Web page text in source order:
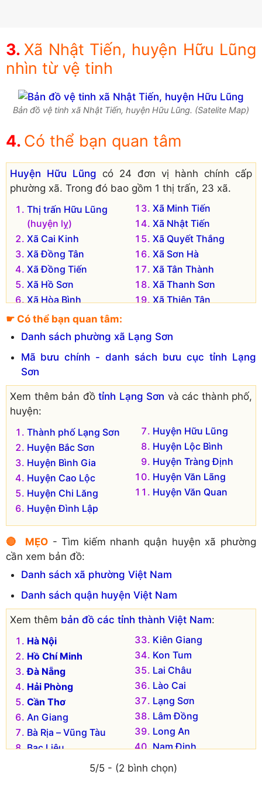
Xã Nhật Tiến, huyện Hữu Lũng
nhìn từ vệ tinh
Bản đồ vệ tinh xã Nhật Tiến, huyện Hữu Lũng. (Satelite Map)
Có thể bạn quan tâm
Huyện Hữu Lũng có 24 đơn vị hành chính cấp
phường xã. Trong đó bao gồm 1 thị trấn, 23 xã.
Thị trấn Hữu Lũng
(huyện lỵ)
Xã Cai Kinh
Xã Đồng Tân
Xã Đồng Tiến
Xã Hồ Sơn
Xã Hòa Bình
Xã Hòa Lạc
Xã Hòa Sơn
Xã Hòa Thắng
Xã Hữu Liên
Xã Minh Hòa
Xã Minh Sơn
Xã Minh Tiến
Xã Nhật Tiến
Xã Quyết Thắng
Xã Sơn Hà
Xã Tân Thành
Xã Thanh Sơn
Xã Thiện Tân
Xã Yên Bình
Xã Yên Thịnh
Đơn vị hành chính cũ hiện không còn tồn tại là:
Xã Đô Lương
Xã Tân Lập
Xã Thiện Kỵ
☛ Có thể bạn quan tâm:
Danh sách phường xã Lạng Sơn
Mã bưu chính - danh sách bưu cục tỉnh Lạng
Sơn
Xem thêm bản đồ tỉnh Lạng Sơn và các thành phố,
huyện:
Thành phố Lạng Sơn
Huyện Bắc Sơn
Huyện Bình Gia
Huyện Cao Lộc
Huyện Chi Lăng
Huyện Đình Lập
Huyện Hữu Lũng
Huyện Lộc Bình
Huyện Tràng Định
Huyện Văn Lãng
Huyện Văn Quan
🔴 MẸO- Tìm kiếm nhanh quận huyện xã phường
cần xem bản đồ:
Danh sách xã phường Việt Nam
Danh sách quận huyện Việt Nam
Xem thêm bản đồ các tỉnh thành Việt Nam:
Hà Nội
Hồ Chí Minh
Đà Nẵng
Hải Phòng
Cần Thơ
An Giang
Bà Rịa – Vũng Tàu
Bạc Liêu
Kiên Giang
Kon Tum
Lai Châu
Lào Cai
Lạng Sơn
Lâm Đồng
Long An
Nam Định
Nghệ An
Ninh Bình
5/5 - (2 bình chọn)